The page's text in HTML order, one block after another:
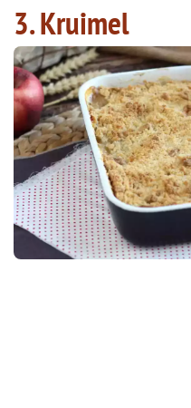
3. Kruimel